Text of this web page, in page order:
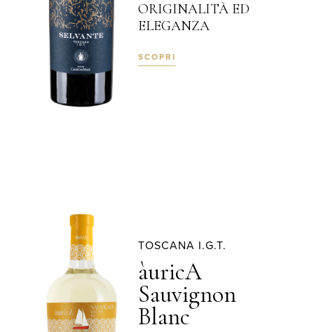
ORIGINALITÀ ED
ELEGANZA
SCOPRI
TOSCANA I.G.T.
àuricA
Sauvignon
Blanc